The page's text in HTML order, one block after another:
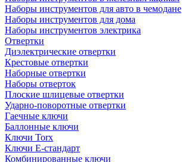
Наборы инструментов для авто в чемодане
Наборы инструментов для дома
Наборы инструментов электрика
Отвертки
Диэлектрические отвертки
Крестовые отвертки
Наборные отвертки
Наборы отверток
Плоские шлицевые отвертки
Ударно-поворотные отвертки
Гаечные ключи
Баллонные ключи
Ключи Torx
Ключи Е-стандарт
Комбинированные ключи